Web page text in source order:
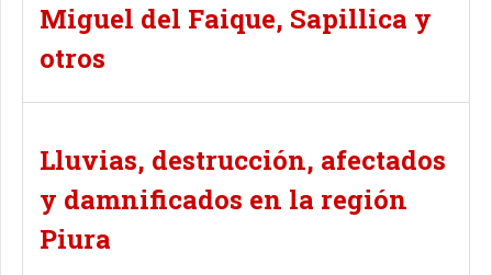
Miguel del Faique, Sapillica y
otros
Lluvias, destrucción, afectados
y damnificados en la región
Piura